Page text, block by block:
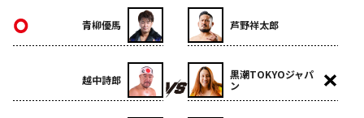
青柳優馬
越中詩郎
芦野祥太郎
黒潮TOKYOジャパ
ン